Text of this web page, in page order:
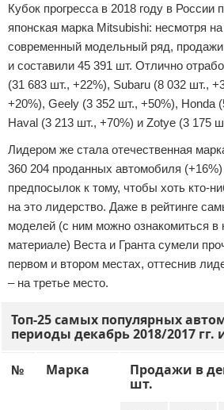
Кубок прогресса в 2018 году в России
японская марка Mitsubishi: несмотря
современный модельный ряд,
и составили 45 391 шт. Отлично
(31 683 шт., +22%), Subaru (8 032 шт.,
+20%), Geely (3 352 шт., +50%), Honda
Haval (3 213 шт., +70%) и Zotye (3 175
Лидером же стала отечественная
360 204 проданных автомобиля (+16%)
предпосылок к тому, чтобы хоть кто-
на это лидерство. Даже в рейтинге
моделей (с ним можно ознакомиться
материале) Веста и Гранта сумели
первом и втором местах, оттеснив
– на третье место.
Топ-25 самых популярных
периоды декабрь 2018/2017 гг.
№ Марка
Продажи в
шт.